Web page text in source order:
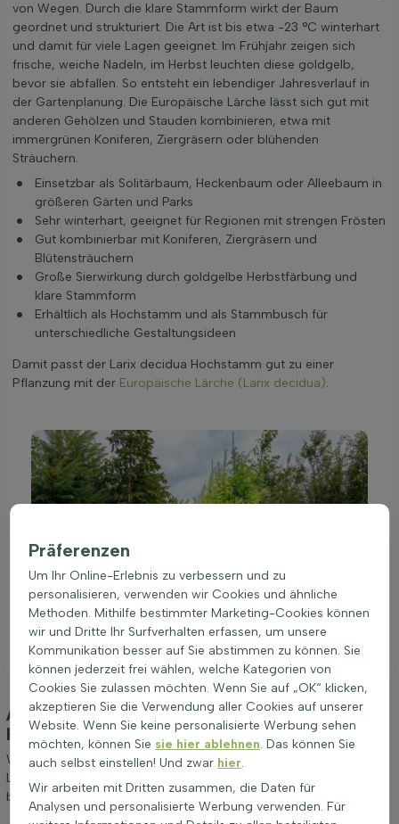
von Wegen. Durch die klare Stammform wirkt der Baum
geordnet und strukturiert. Die Art ist bis etwa -23 °C winterhart
und damit für viele Lagen geeignet. Im Frühjahr zeigen sich
frische, weiche Nadeln, im Herbst leuchten diese goldgelb,
bevor sie abfallen. So entsteht ein lebendiger Jahresverlauf in
der Gartenplanung. Die Europäische Lärche lässt sich gut mit
anderen Gehölzen und Stauden kombinieren, etwa mit
immergrünen Koniferen, Ziergräsern oder blühenden
Sträuchern.
Einsetzbar als Solitärbaum, Heckenbaum oder Alleebaum in
größeren Gärten und Parks
Sehr winterhart, geeignet für Regionen mit strengen Frösten
Gut kombinierbar mit Koniferen, Ziergräsern und
Blütensträuchern
Große Sierwirkung durch goldgelbe Herbstfärbung und
klare Stammform
Erhältlich als Hochstamm und als Stammbusch für
unterschiedliche Gestaltungsideen
Damit passt der Larix decidua Hochstamm gut zu einer
Pflanzung mit der Europäische Lärche (Larix decidua).
Anpflanzung und Pflege Larix decidua
Hochstamm 10/12(Europäische Lärche)
Wir möchten Ihnen einige Tipps zur Anpflanzung und Pflege von
Larix decidua Hochstamm 10/12 geben. Wenn Sie diese Tipps
befolgen, werden Sie lange Freude an Europäische Lärche haben.
Präferenzen
Um Ihr Online-Erlebnis zu verbessern und zu
personalisieren, verwenden wir Cookies und ähnliche
Methoden. Mithilfe bestimmter Marketing-Cookies können
wir und Dritte Ihr Surfverhalten erfassen, um unsere
Kommunikation besser auf Sie abstimmen zu können. Sie
können jederzeit frei wählen, welche Kategorien von
Cookies Sie zulassen möchten. Wenn Sie auf „OK“ klicken,
akzeptieren Sie die Verwendung aller Cookies auf unserer
Website. Wenn Sie keine personalisierte Werbung sehen
möchten, können Sie sie hier ablehnen. Das können Sie
auch selbst einstellen! Und zwar hier.
Wir arbeiten mit Dritten zusammen, die Daten für
Analysen und personalisierte Werbung verwenden. Für